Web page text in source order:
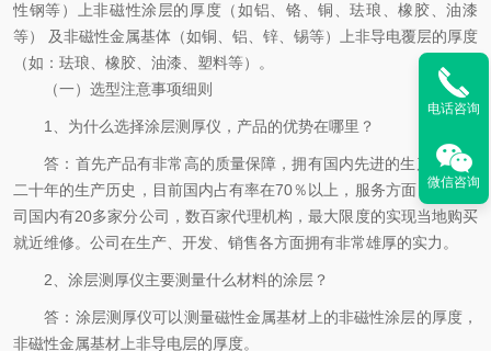
性钢等）上非磁性涂层的厚度（如铝、铬、铜、珐琅、橡胶、油漆
等） 及非磁性金属基体（如铜、铝、锌、锡等）上非导电覆层的厚度
（如：珐琅、橡胶、油漆、塑料等）。
（一）选型注意事项细则
1、为什么选择涂层测厚仪，产品的优势在哪里？
答：首先产品有非常高的质量保障，拥有国内先进的生产线，近
二十年的生产历史，目前国内占有率在70％以上，服务方面，时代公
司国内有20多家分公司，数百家代理机构，最大限度的实现当地购买
就近维修。公司在生产、开发、销售各方面拥有非常雄厚的实力。
2、涂层测厚仪主要测量什么材料的涂层？
答：涂层测厚仪可以测量磁性金属基材上的非磁性涂层的厚度，
非磁性金属基材上非导电层的厚度。
电话咨询
微信咨询